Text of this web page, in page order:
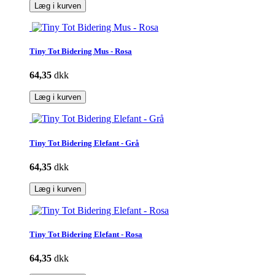
Læg i kurven
Tiny Tot Bidering Mus - Rosa
64,35 dkk
Læg i kurven
Tiny Tot Bidering Elefant - Grå
64,35 dkk
Læg i kurven
Tiny Tot Bidering Elefant - Rosa
64,35 dkk